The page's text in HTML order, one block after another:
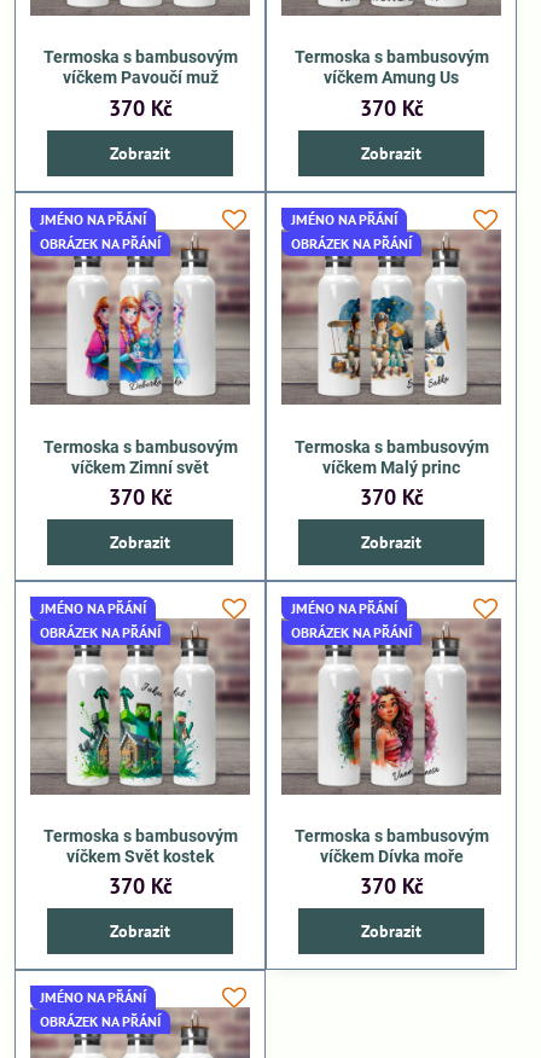
Termoska s bambusovým
víčkem Pavoučí muž
370 Kč
Zobrazit
Termoska s bambusovým
víčkem Amung Us
370 Kč
Zobrazit
JMÉNO NA PŘÁNÍ
OBRÁZEK NA PŘÁNÍ
Termoska s bambusovým
víčkem Zimní svět
370 Kč
Zobrazit
JMÉNO NA PŘÁNÍ
OBRÁZEK NA PŘÁNÍ
Termoska s bambusovým
víčkem Malý princ
370 Kč
Zobrazit
JMÉNO NA PŘÁNÍ
OBRÁZEK NA PŘÁNÍ
Termoska s bambusovým
víčkem Svět kostek
370 Kč
Zobrazit
JMÉNO NA PŘÁNÍ
OBRÁZEK NA PŘÁNÍ
Termoska s bambusovým
víčkem Dívka moře
370 Kč
Zobrazit
JMÉNO NA PŘÁNÍ
OBRÁZEK NA PŘÁNÍ